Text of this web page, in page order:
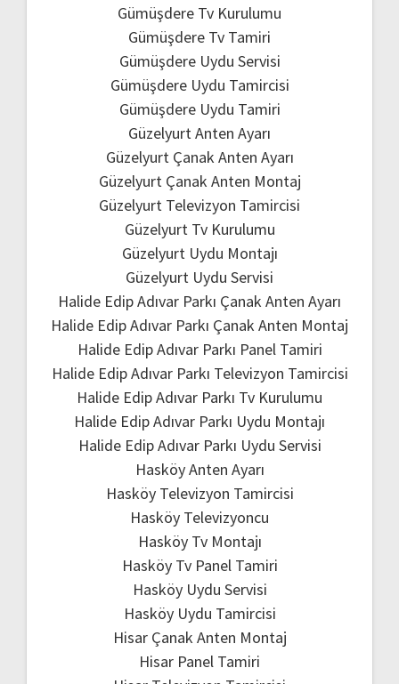
Gümüşdere Tv Kurulumu
Gümüşdere Tv Tamiri
Gümüşdere Uydu Servisi
Gümüşdere Uydu Tamircisi
Gümüşdere Uydu Tamiri
Güzelyurt Anten Ayarı
Güzelyurt Çanak Anten Ayarı
Güzelyurt Çanak Anten Montaj
Güzelyurt Televizyon Tamircisi
Güzelyurt Tv Kurulumu
Güzelyurt Uydu Montajı
Güzelyurt Uydu Servisi
Halide Edip Adıvar Parkı Çanak Anten Ayarı
Halide Edip Adıvar Parkı Çanak Anten Montaj
Halide Edip Adıvar Parkı Panel Tamiri
Halide Edip Adıvar Parkı Televizyon Tamircisi
Halide Edip Adıvar Parkı Tv Kurulumu
Halide Edip Adıvar Parkı Uydu Montajı
Halide Edip Adıvar Parkı Uydu Servisi
Hasköy Anten Ayarı
Hasköy Televizyon Tamircisi
Hasköy Televizyoncu
Hasköy Tv Montajı
Hasköy Tv Panel Tamiri
Hasköy Uydu Servisi
Hasköy Uydu Tamircisi
Hisar Çanak Anten Montaj
Hisar Panel Tamiri